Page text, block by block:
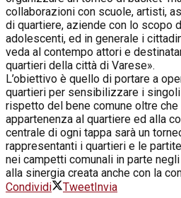
collaborazioni con scuole, artisti,
di quartiere, aziende con lo scopo
adolescenti​, ed in generale i
veda al contempo attori e
quartieri della città di Varese».
L’obiettivo è quello di portare a
quartieri per sensibilizzare i
rispetto del bene comune oltre
appartenenza al quartiere ed alla
centrale di ogni tappa sarà un
rappresentanti i quartieri e le
nei campetti comunali in parte
alla sinergia creata anche con la
Condividi
TweetInvia